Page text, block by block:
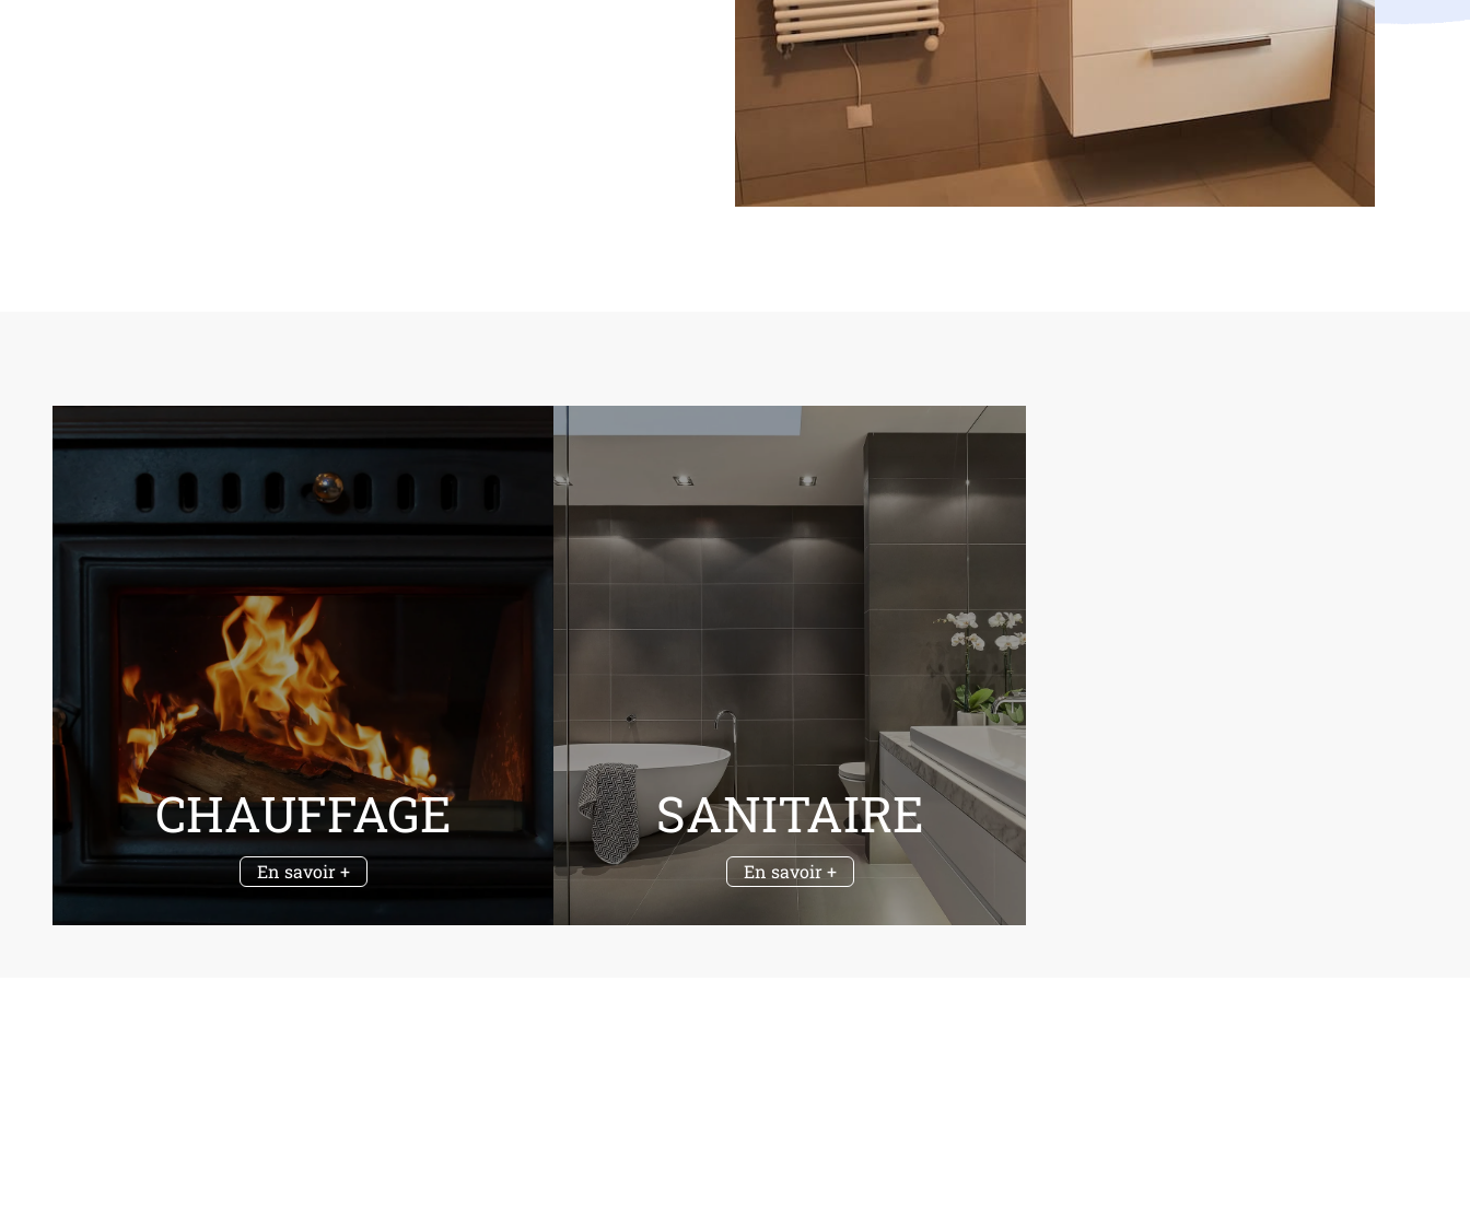
CHAUFFAGE
En savoir +
SANITAIRE
En savoir +